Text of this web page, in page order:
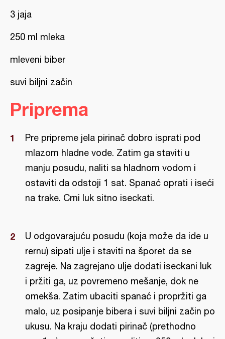
3 jaja
250 ml mleka
mleveni biber
suvi biljni začin
Priprema
Pre pripreme jela pirinač dobro isprati pod
mlazom hladne vode. Zatim ga staviti u
manju posudu, naliti sa hladnom vodom i
ostaviti da odstoji 1 sat. Spanać oprati i iseći
na trake. Crni luk sitno iseckati.
U odgovarajuću posudu (koja može da ide u
rernu) sipati ulje i staviti na šporet da se
zagreje. Na zagrejano ulje dodati iseckani luk
i pržiti ga, uz povremeno mešanje, dok ne
omekša. Zatim ubaciti spanać i propržiti ga
malo, uz posipanje bibera i suvi biljni začin po
ukusu. Na kraju dodati pirinač (prethodno